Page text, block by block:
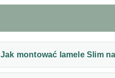
Jak montować lamele Slim